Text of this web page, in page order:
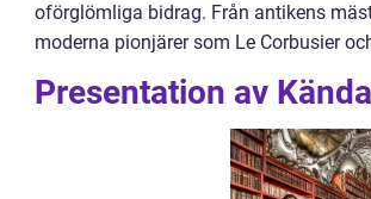
oförglömliga bidrag. Från antikens
moderna pionjärer som Le Corbusier
Presentation av